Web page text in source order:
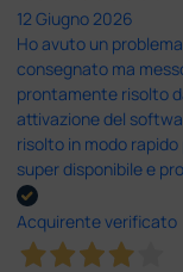
12 Giugno 2026
Ho avuto un
consegnato ma
prontamente risolto
attivazione del
risolto in modo
super disponibile e
Acquirente verificato